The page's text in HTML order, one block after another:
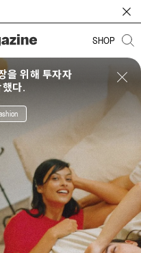
SHOP
을 위해 투자자
했다.